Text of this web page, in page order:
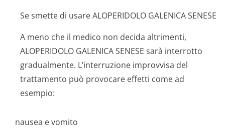
Se smette di usare ALOPERIDOLO GALENICA SENESE
A meno che il medico non decida altrimenti,
ALOPERIDOLO GALENICA SENESE sarà interrotto
gradualmente. L’interruzione improvvisa del
trattamento può provocare effetti come ad
esempio:
nausea e vomito